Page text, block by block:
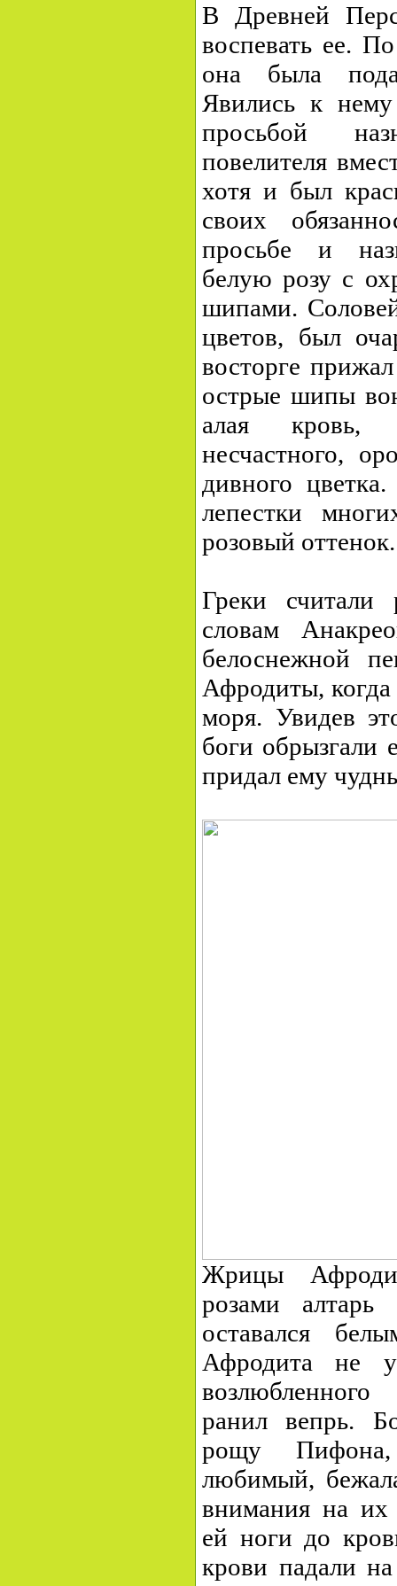
В Древней
воспевать ее.
она была
Явились к
просьбой
повелителя
хотя и был
своих
просьбе и
белую розу с
шипами.
цветов, был
восторге
острые шипы
алая кровь,
несчастного,
дивного
лепестки
розовый оттенок.
Греки
словам
белоснежной
Афродиты,
моря. Увидев
боги обрызгали
придал ему
Жрицы
розами
оставался
Афродита не
ранил вепрь.
рощу
любимый,
внимания на
ей ноги до
крови падали